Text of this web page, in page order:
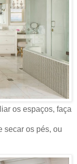
os espaços, faça
secar os pés, ou